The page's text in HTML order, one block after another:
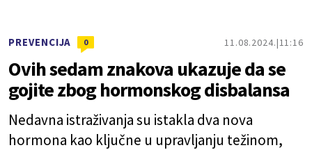
PREVENCIJA 0 11.08.2024. 11:16
Ovih sedam znakova ukazuje da se
gojite zbog hormonskog disbalansa
Nedavna istraživanja su istakla dva nova
hormona kao ključne u upravljanju težinom,